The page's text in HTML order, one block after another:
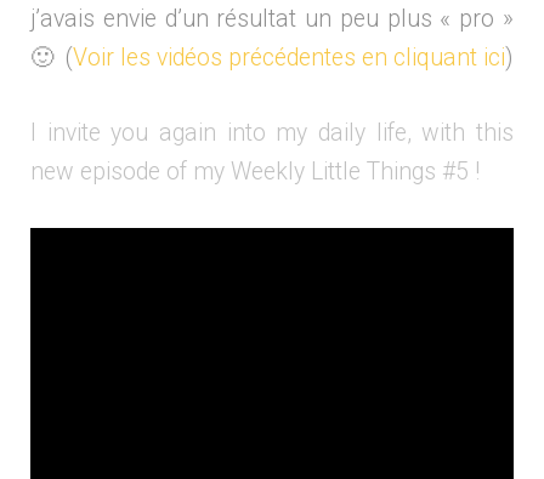
j’avais envie d’un résultat un peu plus « pro »
🙂 (Voir les vidéos précédentes en cliquant ici)
I invite you again into my daily life, with this
new episode of my Weekly Little Things #5 !